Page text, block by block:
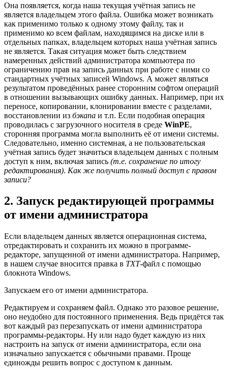
Она появляется, когда наша текущая учётная запись не
является владельцем этого файла. Ошибка может возникать
как применимо только к одному этому файлу, так и
применимо ко всем файлам, находящимся на диске или в
отдельных папках, владельцем которых наша учётная запись
не является. Такая ситуация может быть следствием
намеренных действий администратора компьютера по
ограничению прав на запись данных при работе с ними со
стандартных учётных записей Windows. А может являться
результатом проведённых ранее сторонним софтом операций
в отношении вызывающих ошибку данных. Например, при их
переносе, копировании, клонировании вместе с разделами,
восстановлении из бэкапа и т.п. Если подобная операция
проводилась с загрузочного носителя в среде WinPE,
сторонняя программа могла выполнить её от имени системы.
Следовательно, именно системная, а не пользовательская
учётная запись будет значиться владельцем данных с полным
доступ к ним, включая запись (т.е. сохранение по итогу
редактирования). Как же получить полный доступ с правом
записи?
2. Запуск редактирующей программы
от имени администратора
Если владельцем данных является операционная система,
отредактировать и сохранить их можно в программе-
редакторе, запущенной от имени администратора. Например,
в нашем случае вносится правка в TXT-файл с помощью
блокнота Windows.
Запускаем его от имени администратора.
Редактируем и сохраняем файл. Однако это разовое решение,
оно неудобно для постоянного применения. Ведь придётся так
вот каждый раз перезапускать от имени администратора
программы-редакторы. Ну или надо будет каждую из них
настроить на запуск от имени администратора, если она
изначально запускается с обычными правами. Проще
единожды решить вопрос с доступом к данным.